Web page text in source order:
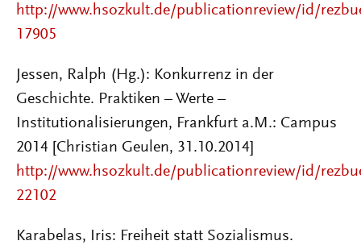
http://www.hsozkult.de/publicationreview/id/
17905
Jessen, Ralph (Hg.): Konkurrenz in der
Geschichte. Praktiken – Werte –
Institutionalisierungen, Frankfurt a.M.: Campus
2014 [Christian Geulen, 31.10.2014]
http://www.hsozkult.de/publicationreview/id/
22102
Karabelas, Iris: Freiheit statt Sozialismus.